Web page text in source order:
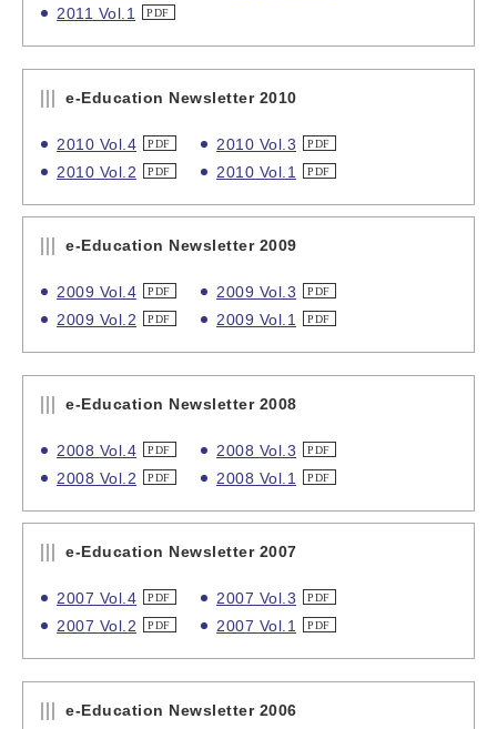
2011 Vol.1
e-Education Newsletter 2010
2010 Vol.4
2010 Vol.3
2010 Vol.2
2010 Vol.1
e-Education Newsletter 2009
2009 Vol.4
2009 Vol.3
2009 Vol.2
2009 Vol.1
e-Education Newsletter 2008
2008 Vol.4
2008 Vol.3
2008 Vol.2
2008 Vol.1
e-Education Newsletter 2007
2007 Vol.4
2007 Vol.3
2007 Vol.2
2007 Vol.1
e-Education Newsletter 2006